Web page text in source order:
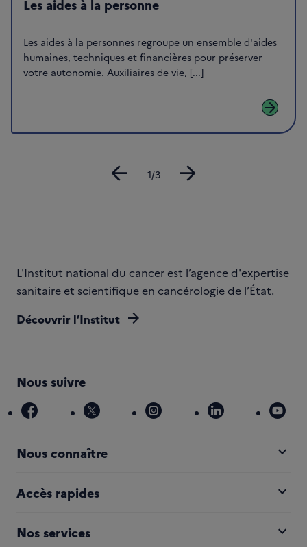
Les aides à la personne
Les aides à la personnes regroupe un ensemble d'aides
humaines, techniques et financières pour préserver
votre autonomie. Auxiliaires de vie, [...]
arrow_forward
arrow_back arrow_forward
Diapositive
1/3
L'Institut national du cancer est l’agence d'expertise
sanitaire et scientifique en cancérologie de l’État.
Découvrir l’Institut arrow_forward
Nous suivre
facebook x instagram linkedin
Nous connaître expand_more
Accès rapides expand_more
Nos services expand_more